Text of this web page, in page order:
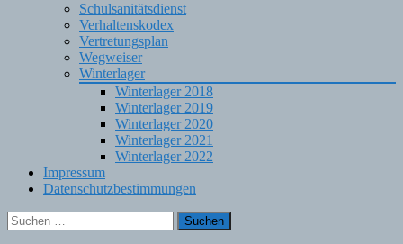
Schulsanitätsdienst
Verhaltenskodex
Vertretungsplan
Wegweiser
Winterlager
Winterlager 2018
Winterlager 2019
Winterlager 2020
Winterlager 2021
Winterlager 2022
Impressum
Datenschutzbestimmungen
Suchen
nach: